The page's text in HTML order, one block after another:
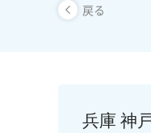
戻る
兵庫 神